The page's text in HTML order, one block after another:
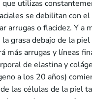
utilizas
se debilitan con
arrugas o flacidez. Y a
grasa debajo de la
más arrugas y líneas
de elastina y
a los 20 años)
las células de la piel